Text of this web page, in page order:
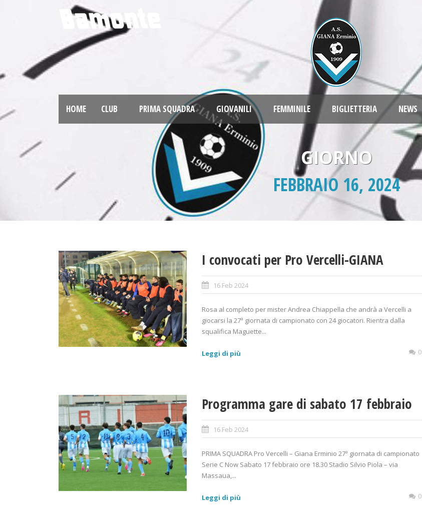
HOME CLUB PRIMA SQUADRA GIOVANILI FEMMINILE BIGLIETTERIA NEWS
GIORNO
FEBBRAIO 16, 2024
I convocati per Pro Vercelli-GIANA
16 Feb 2024
Rosa al completo per mister Andrea Chiappella che andrà a Vercelli a
giocarsi la 27ª giornata di campionato con 24 giocatori. Rientra dalla
squalifica Maguette...
Leggi di più 0
Programma gare di sabato 17 febbraio
16 Feb 2024
PRIMA SQUADRA Pro Vercelli – Giana Erminio 27ª giornata di campionato
Serie C Now Sabato 17 febbraio ore 18.30 Stadio Silvio Piola – via
Massaua,...
Leggi di più 0